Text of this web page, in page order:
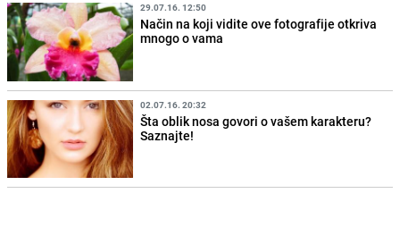
29.07.16. 12:50
Način na koji vidite ove fotografije otkriva
mnogo o vama
02.07.16. 20:32
Šta oblik nosa govori o vašem karakteru?
Saznajte!